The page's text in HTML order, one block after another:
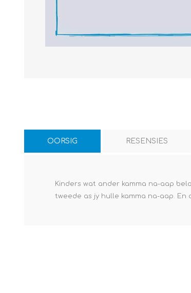
OORSIG RESENSIES
Kinders wat ander kamma na-aap
tweede as jy hulle kamma na-aap. En